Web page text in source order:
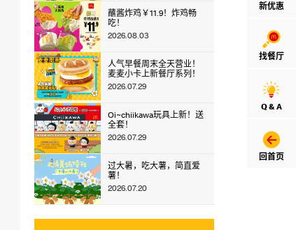
新优惠
找餐厅
Q & A
回首页
蘸酱炸鸡￥11.9！炸鸡畅
吃！
2026.08.03
人气早餐周末全天营业！
麦麦小卡上新餐厅系列！
2026.07.29
Oi~chiikawa玩具上新！送
全套！
2026.07.29
过大暑，吃大薯，简直爱
薯！
2026.07.20